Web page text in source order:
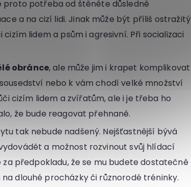
proto potřeba od štěněte důsledně
a na cizí lidi. Jinak může být příliš ostražitý
lidem a psům i agresivní. Při socializaci
obránce, ale může jim i krapet komplikovat
nebo k vám chodí velké množství
cizím lidem a zvířatům, ale i je třeba ho
že bude reagovat přehnaně.
tak nebude nadšený. Nejšťastnější bývá
a možnost rozvinout svůj hlídací
předpokladu, že se mu budete dostatečně
dlouhé procházky či různorodé tréninky.